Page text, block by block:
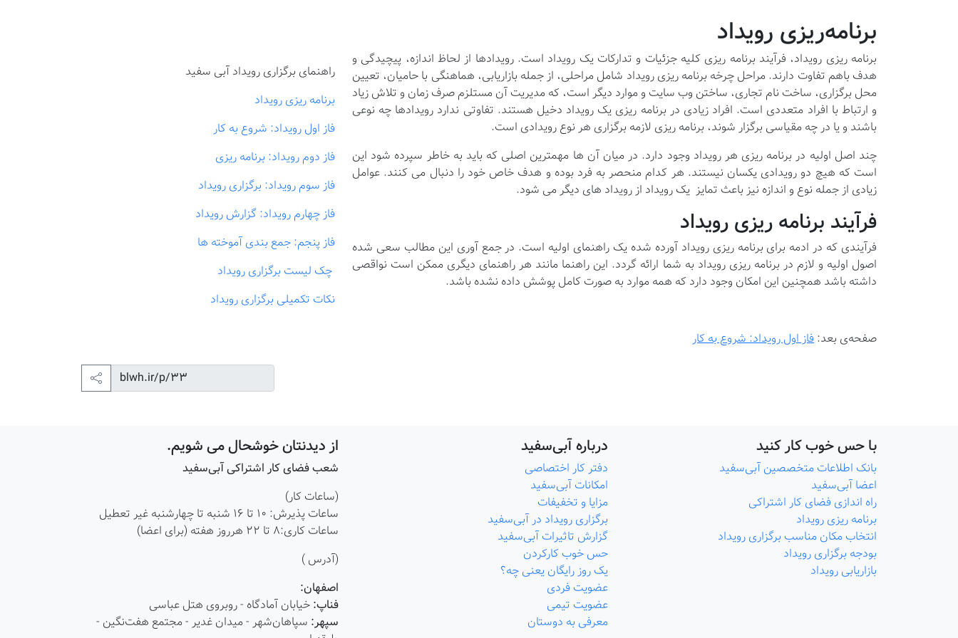
برنامه‌ریزی رویداد
برنامه ریزی رویداد، فرآیند برنامه ریزی کلیه جزئیات و تدارکات یک رویداد است. رویدادها از لحاظ اندازه، پیچیدگی و
هدف باهم تفاوت دارند. مراحل چرخه برنامه ریزی رویداد شامل مراحلی، از جمله بازاریابی، هماهنگی با حامیان، تعیین
محل برگزاری، ساخت نام تجاری، ساختن وب سایت و موارد دیگر است، که مدیریت آن مستلزم صرف زمان و تلاش زیاد
و ارتباط با افراد متعددی است. افراد زیادی در برنامه ریزی یک رویداد دخیل هستند. تفاوتی ندارد رویدادها چه نوعی
باشند و یا در چه مقیاسی برگزار شوند، برنامه ریزی لازمه برگزاری هر نوع رویدادی است.
چند اصل اولیه در برنامه ریزی هر رویداد وجود دارد. در میان آن ها مهمترین اصلی که باید به خاطر سپرده شود این
است که هیچ دو رویدادی یکسان نیستند. هر کدام منحصر به فرد بوده و هدف خاص خود را دنبال می کنند. عوامل
زیادی از جمله نوع و اندازه نیز باعث تمایز یک رویداد از رویداد های دیگر می شود.
فرآیند برنامه ریزی رویداد
فرآیندی که در ادمه برای برنامه ریزی رویداد آورده شده یک راهنمای اولیه است. در جمع آوری این مطالب سعی شده
اصول اولیه و لازم در برنامه ریزی رویداد به شما ارائه گردد. این راهنما مانند هر راهنمای دیگری ممکن است نواقصی
داشته باشد همچنین این امکان وجود دارد که همه موارد به صورت کامل پوشش داده نشده باشد.
صفحه‌ی بعد:فاز اول رویداد: شروع به کار
راهنمای برگزاری رویداد آبی سفید
برنامه ریزی رویداد
فاز اول رویداد: شروع به کار
فاز دوم رویداد: برنامه ریزی
فاز سوم رویداد: برگزاری رویداد
فاز چهارم رویداد: گزارش رویداد
فاز پنجم: جمع بندی آموخته ها
چک لیست برگزاری رویداد
نکات تکمیلی برگزاری رویداد
با حس خوب کار کنید
بانک اطلاعات متخصصین آبی‌سفید
اعضا آبی‌سفید
راه اندازی فضای کار اشتراکی
برنامه ریزی رویداد
انتخاب مکان مناسب برگزاری رویداد
بودجه برگزاری رویداد
بازاریابی رویداد
درباره آبی‌سفید
دفتر کار اختصاصی
امکانات آبی‌سفید
مزایا و تخفیفات
برگزاری رویداد در آبی‌سفید
گزارش تاثیرات آبی‌سفید
حس خوب کارکردن
یک روز رایگان یعنی چه؟
عضویت فردی
عضویت تیمی
معرفی به دوستان
از دیدنتان خوشحال می شویم.
شعب فضای کار اشتراکی آبی‌سفید
(ساعات کار)
ساعات پذیرش: ۱۰ تا ۱۶ شنبه تا چهارشنبه غیر تعطیل
ساعات کاری:8 تا 22 هرروز هفته (برای اعضا)
(آدرس )
اصفهان:
فناپ:خیابان آمادگاه - روبروی هتل عباسی
سپهر: سپاهان‌شهر - میدان غدیر - مجتمع هفت‌نگین -